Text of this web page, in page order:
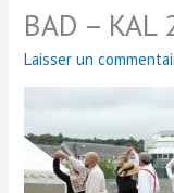
BAD – KAL
Laisser un